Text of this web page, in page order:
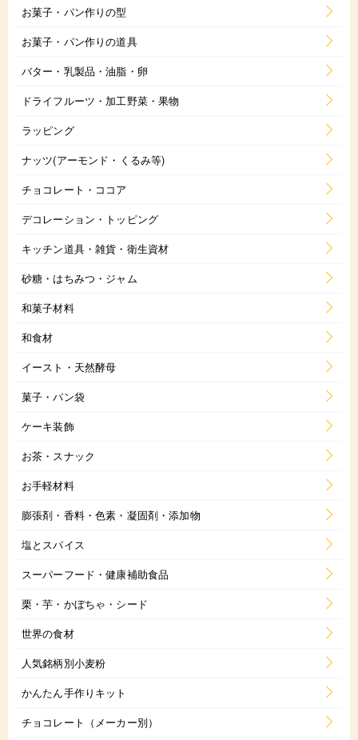
お菓子・パン作りの型
お菓子・パン作りの道具
バター・乳製品・油脂・卵
ドライフルーツ・加工野菜・果物
ラッピング
ナッツ(アーモンド・くるみ等)
チョコレート・ココア
デコレーション・トッピング
キッチン道具・雑貨・衛生資材
砂糖・はちみつ・ジャム
和菓子材料
和食材
イースト・天然酵母
菓子・パン袋
ケーキ装飾
お茶・スナック
お手軽材料
膨張剤・香料・色素・凝固剤・添加物
塩とスパイス
スーパーフード・健康補助食品
栗・芋・かぼちゃ・シード
世界の食材
人気銘柄別小麦粉
かんたん手作りキット
チョコレート（メーカー別）